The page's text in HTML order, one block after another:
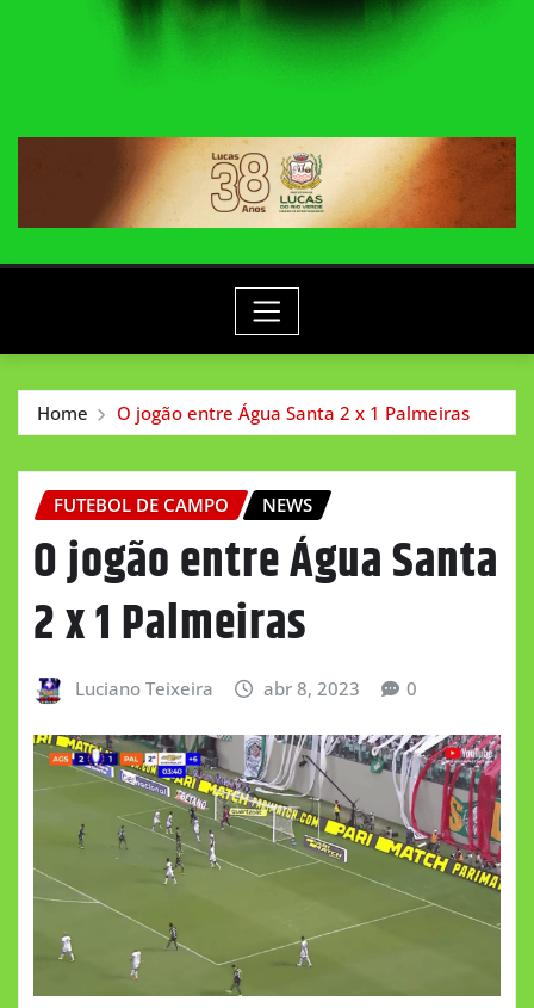
Home O jogão entre Água Santa 2 x 1 Palmeiras
FUTEBOL DE CAMPO NEWS
O jogão entre Água Santa
2 x 1 Palmeiras
Luciano Teixeira abr 8, 2023 0